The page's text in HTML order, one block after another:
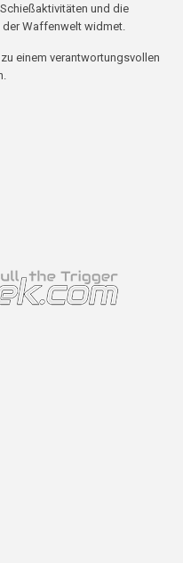
und die
Waffenwelt widmet.
einem verantwortungsvollen